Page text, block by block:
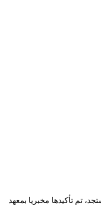
تم تأكيدها مخبريا بمعهد